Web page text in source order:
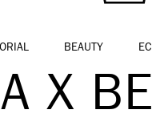
BEAUTY
X